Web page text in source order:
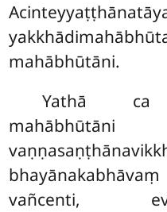
mahābhūtāni.
Yathā ca
bhayānakabhāvaṃ
vañcenti,